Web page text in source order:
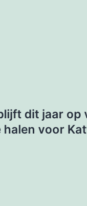
dit jaar op
halen voor